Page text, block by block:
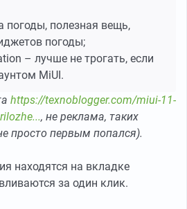
погоды, полезная вещь,
погоды;
– лучше не трогать, если
MiUI.
https://texnoblogger.com/miui-11-
, не реклама, таких
просто первым попался).
находятся на вкладке
за один клик.